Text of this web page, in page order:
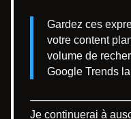
Gardez ces
votre content
volume de
Google Trends
Je continuerai à